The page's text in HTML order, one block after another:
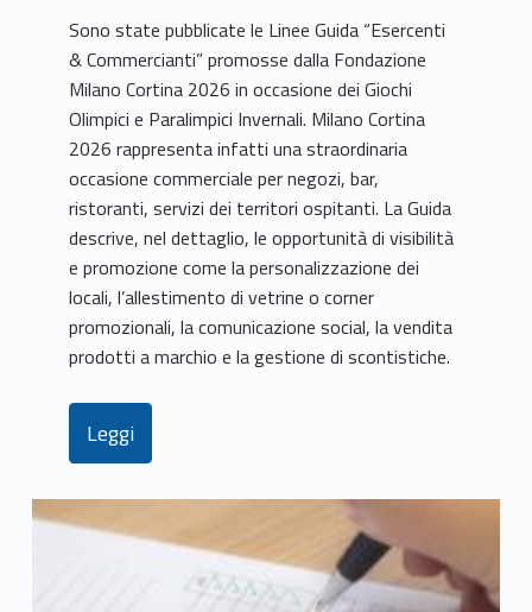
Sono state pubblicate le Linee Guida “Esercenti
& Commercianti” promosse dalla Fondazione
Milano Cortina 2026 in occasione dei Giochi
Olimpici e Paralimpici Invernali. Milano Cortina
2026 rappresenta infatti una straordinaria
occasione commerciale per negozi, bar,
ristoranti, servizi dei territori ospitanti. La Guida
descrive, nel dettaglio, le opportunità di visibilità
e promozione come la personalizzazione dei
locali, l’allestimento di vetrine o corner
promozionali, la comunicazione social, la vendita
prodotti a marchio e la gestione di scontistiche.
Leggi